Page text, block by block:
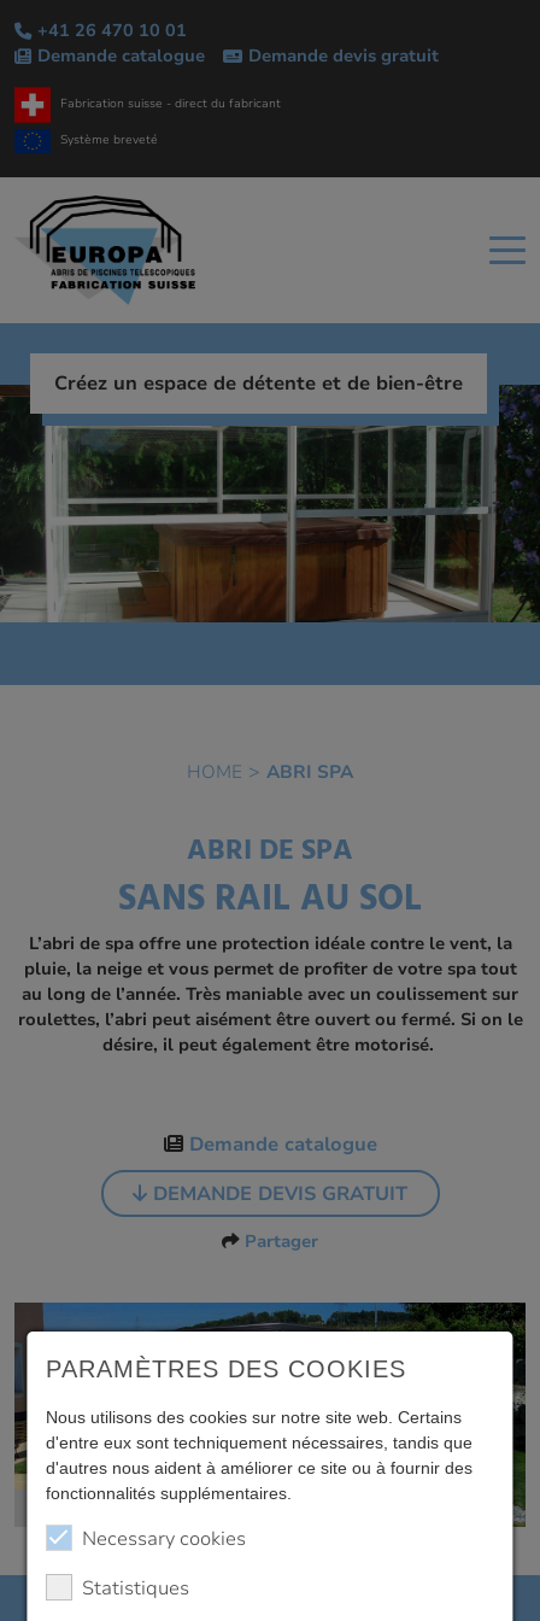
+41 26 470 10 01
Demande catalogue
Demande devis gratuit
Fabrication suisse - direct du fabricant
Système breveté
Créez un espace de détente et de bien-être
HOME ABRI SPA
ABRI DE SPA
SANS RAIL AU SOL
L’abri de spa offre une protection idéale contre le vent, la
pluie, la neige et vous permet de profiter de votre spa tout
au long de l’année. Très maniable avec un coulissement sur
roulettes, l’abri peut aisément être ouvert ou fermé. Si on le
désire, il peut également être motorisé.
Demande catalogue
DEMANDE DEVIS GRATUIT
Partager
1200
PARAMÈTRES DES COOKIES
Nous utilisons des cookies sur notre site web. Certains
d'entre eux sont techniquement nécessaires, tandis que
d'autres nous aident à améliorer ce site ou à fournir des
fonctionnalités supplémentaires.
Necessary cookies
Statistiques